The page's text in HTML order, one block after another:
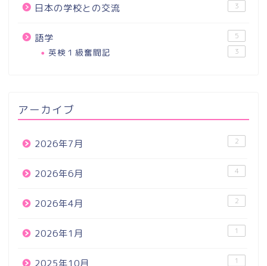
日本の学校との交流 3
語学 5
英検１級奮闘記 3
アーカイブ
2026年7月 2
2026年6月 4
2026年4月 2
2026年1月 1
2025年10月 1